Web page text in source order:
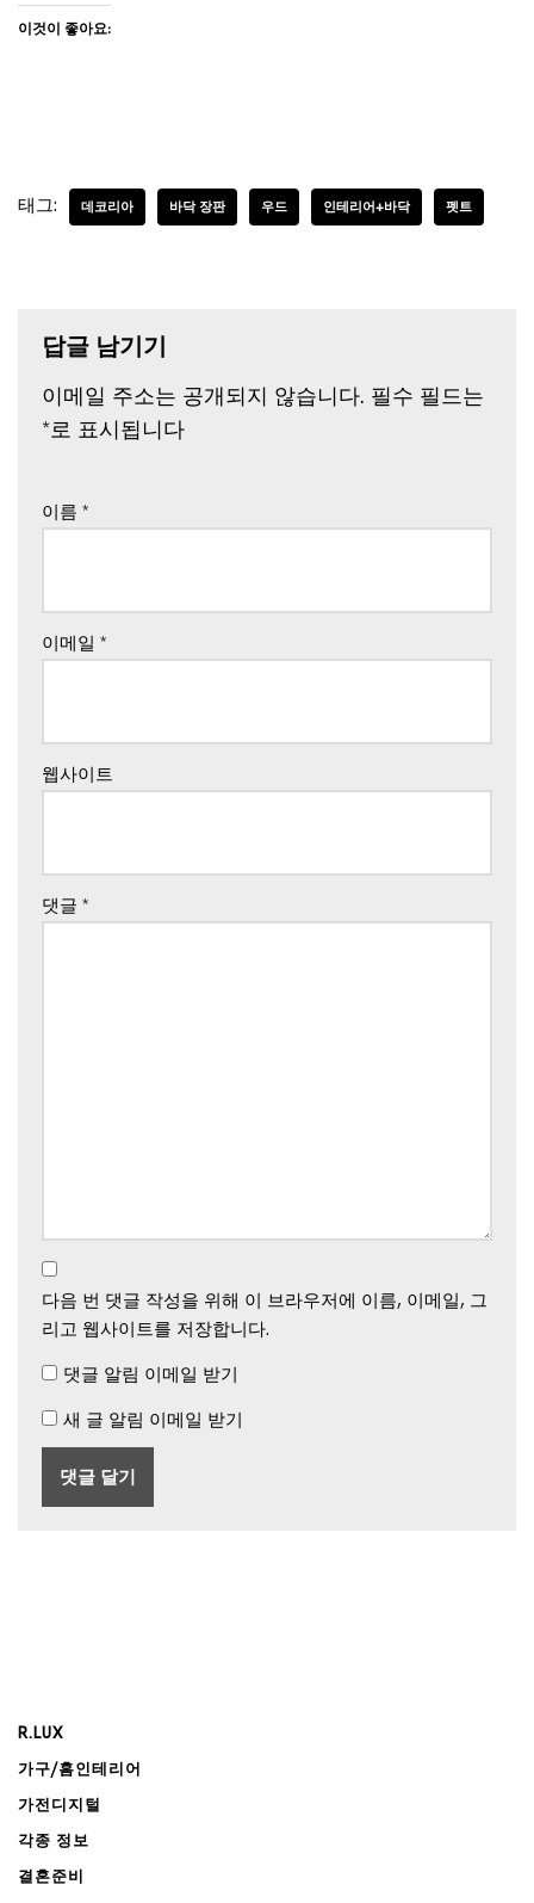
이것이 좋아요:
태그: 데코리아 바닥 장판 우드 인테리어+바닥 펫트
답글 남기기
이메일 주소는 공개되지 않습니다. 필수 필드는
*로 표시됩니다
이름 *
이메일 *
웹사이트
댓글 *
다음 번 댓글 작성을 위해 이 브라우저에 이름, 이메일, 그
리고 웹사이트를 저장합니다.
댓글 알림 이메일 받기
새 글 알림 이메일 받기
R.LUX
가구/홈인테리어
가전디지털
각종 정보
결혼준비